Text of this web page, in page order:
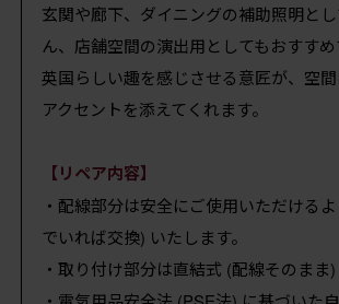
玄関や廊下、ダイニングの補助照明と
ん、店舗空間の演出用としてもおすすめ
英国らしい趣を感じさせる意匠が、空
アクセントを添えてくれます。
【リペア内容】
・配線部分は安全にご使用いただける
でいれば交換) いたします。
・取り付け部分は直結式 (配線そのまま)